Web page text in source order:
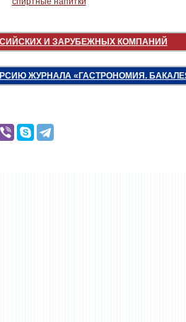
И ЗАРУБЕЖНЫХ КОМПАНИЙ
ЖУРНАЛА «ГАСТРОНОМИЯ.